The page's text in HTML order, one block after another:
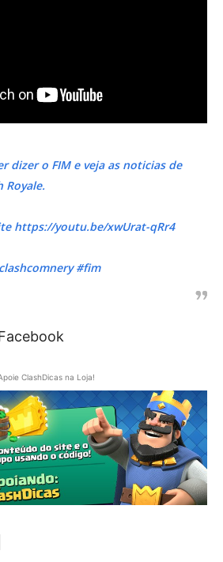
dizer o FIM e veja as noticias de
Royale.
https://youtu.be/xwUrat-qRr4
#fim
ClashDicas na Loja!